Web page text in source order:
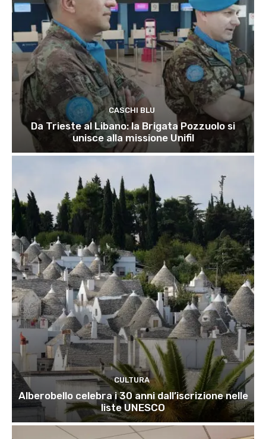
CASCHI BLU
Da Trieste al Libano: la Brigata Pozzuolo si
unisce alla missione Unifil
CULTURA
Alberobello celebra i 30 anni dall’iscrizione nelle
liste UNESCO